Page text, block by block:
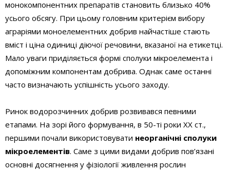
монокомпонентних препаратів становить близько 40%
усього обсягу. При цьому головним критерієм вибору
аграріями моноелементних добрив найчастіше стають
вміст і ціна одиниці діючої речовини, вказаної на етикетці.
Мало уваги приділяється формі сполуки мікроелемента і
допоміжним компонентам добрива. Однак саме останні
часто визначають успішність усього заходу.
Ринок водорозчинних добрив розвивався певними
етапами. На зорі його формування, в 50-ті роки ХХ ст.,
першими почали використовувати неорганічні сполуки
мікроелементів. Саме з цими видами добрив пов’язані
основні досягнення у фізіології живлення рослин